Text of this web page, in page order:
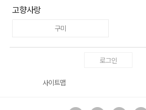
고향사랑
구미
로그인
사이트맵